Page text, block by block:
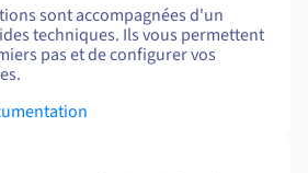
sont accompagnées d'un
techniques. Ils vous permettent
pas et de configurer vos